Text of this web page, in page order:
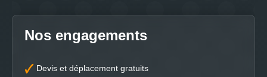
Nos engagements
Devis et déplacement gratuits